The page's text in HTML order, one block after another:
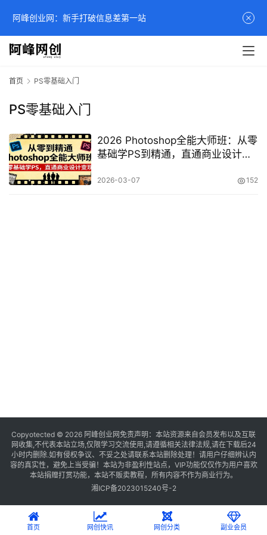
首页 PS零基础入门
PS零基础入门
2026 Photoshop全能大师班：从零
基础学PS到精通，直通商业设计变
2026-03-07 152
Copyotected © 2026 阿峰创业网 免责声明：本站资源来自会员发布以及互联
网收集,不代表本站立场,仅限学习交流使用,请遵循相关法律法规,请在下载后24
小时内删除.如有侵权争议、不妥之处请联系本站删除处理！请用户仔细辨认内
容的真实性，避免上当受骗！本站为非盈利性站点，VIP功能仅仅作为用户喜欢
本站捐赠打赏功能，本站不贩卖教程，所有内容不作为商业行为。
湘ICP备2023015240号-2
首页 网创快讯 网创分类 副业会员
阿峰创业网：新手打破信息差第一站